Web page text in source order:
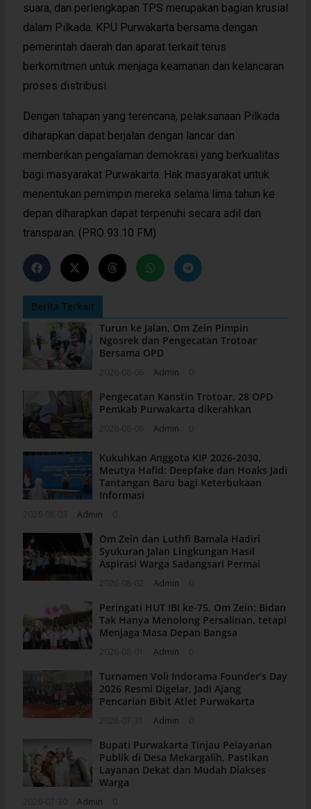
suara, dan perlengkapan TPS merupakan bagian krusial
dalam Pilkada. KPU Purwakarta bersama dengan
pemerintah daerah dan aparat terkait terus
berkomitmen untuk menjaga keamanan dan kelancaran
proses distribusi.
Dengan tahapan yang terencana, pelaksanaan Pilkada
diharapkan dapat berjalan dengan lancar dan
memberikan pengalaman demokrasi yang berkualitas
bagi masyarakat Purwakarta. Hak masyarakat untuk
menentukan pemimpin mereka selama lima tahun ke
depan diharapkan dapat terpenuhi secara adil dan
transparan. (PRO 93.10 FM)
Berita Terkait
Turun ke Jalan, Om Zein Pimpin
Ngosrek dan Pengecatan Trotoar
Bersama OPD
Admin
Pengecatan Kanstin Trotoar, 28 OPD
Pemkab Purwakarta dikerahkan
Admin
Kukuhkan Anggota KIP 2026-2030,
Meutya Hafid: Deepfake dan Hoaks Jadi
Tantangan Baru bagi Keterbukaan
Informasi
Admin
Om Zein dan Luthfi Bamala Hadiri
Syukuran Jalan Lingkungan Hasil
Aspirasi Warga Sadangsari Permai
Admin
Peringati HUT IBI ke-75, Om Zein: Bidan
Tak Hanya Menolong Persalinan, tetapi
Menjaga Masa Depan Bangsa
Admin
Turnamen Voli Indorama Founder’s Day
2026 Resmi Digelar, Jadi Ajang
Pencarian Bibit Atlet Purwakarta
Admin
Bupati Purwakarta Tinjau Pelayanan
Publik di Desa Mekargalih, Pastikan
Layanan Dekat dan Mudah Diakses
Warga
Admin